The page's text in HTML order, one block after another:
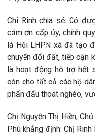
Chi Rinh chia sẻ: Có
cảm ơn cấp ủy, chính
là Hội LHPN xã đã tạo
chuyển đổi đất, tiếp cận
là hoạt động hỗ trợ hết
còn cho tất cả các hộ
phấn đấu thoát nghèo,
Chị Nguyễn Thị Hiền,
Phú khẳng định: Chị